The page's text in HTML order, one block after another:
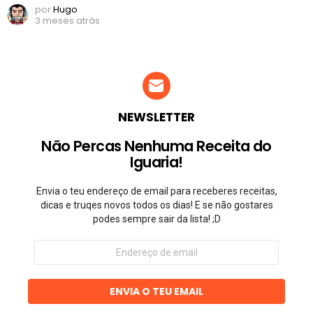
porHugo
3 meses atrás
NEWSLETTER
Não Percas Nenhuma Receita do
Iguaria!
Envia o teu endereço de email para receberes receitas,
dicas e truqes novos todos os dias! E se não gostares
podes sempre sair da lista! ;D
Endereço
email
ENVIA O TEU EMAIL